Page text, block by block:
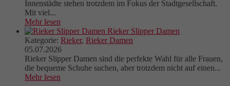
Innenstädte stehen trotzdem im Fokus der Stadtgesellschaft.
Mit viel...
Mehr lesen
Rieker Slipper Damen
Kategorie: Rieker, Rieker Damen
05.07.2026
Rieker Slipper Damen sind die perfekte Wahl für alle Frauen,
die bequeme Schuhe suchen, aber trotzdem nicht auf einen...
Mehr lesen